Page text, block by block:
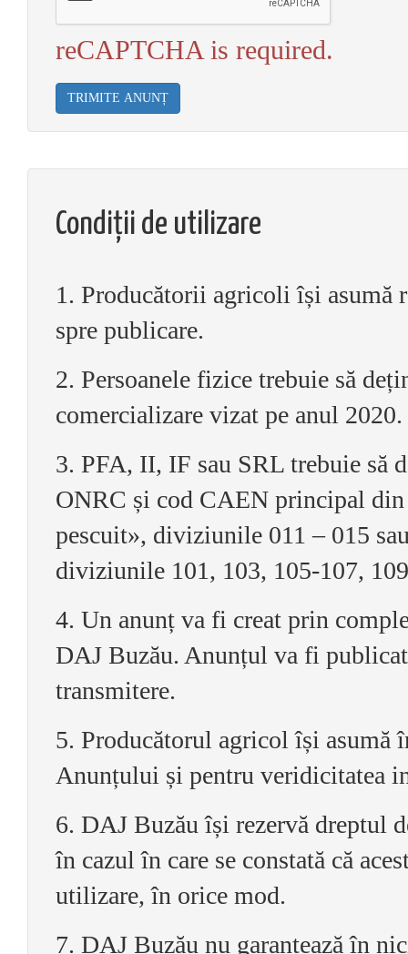
reCAPTCHA is required.
TRIMITE ANUNȚ
Condiții de utilizare
1. Producătorii agricoli își asumă
spre publicare.
2. Persoanele fizice trebuie să
comercializare vizat pe anul 2020.
3. PFA, II, IF sau SRL trebuie să
ONRC și cod CAEN principal
pescuit», diviziunile 011 – 015
diviziunile 101, 103, 105-107,
4. Un anunț va fi creat prin
DAJ Buzău. Anunțul va fi
transmitere.
5. Producătorul agricol își asumă
Anunțului și pentru veridicitatea
6. DAJ Buzău își rezervă dreptul
în cazul în care se constată că
utilizare, în orice mod.
7. DAJ Buzău nu garantează în